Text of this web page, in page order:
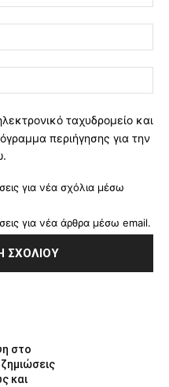
ταχυδρομείο και
περιήγησης για την
για νέα σχόλια μέσω
για νέα άρθρα μέσω email.
στο
και